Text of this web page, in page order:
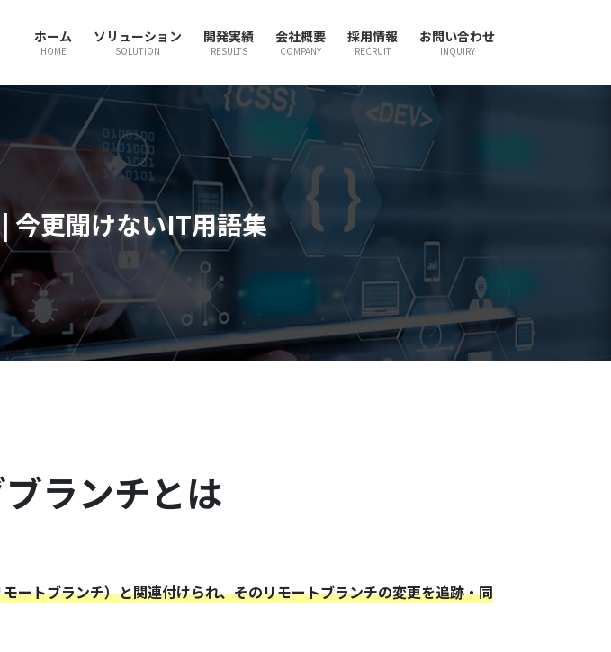
ホーム
HOME
ソリューション
SOLUTION
開発実績
RESULTS
会社概要
COMPANY
採用情報
RECRUIT
お問い合わせ
INQUIRY
今更聞けないIT用語集
ランチとは
ートブランチ）と関連付けられ、そのリモートブランチの変更を追跡・同